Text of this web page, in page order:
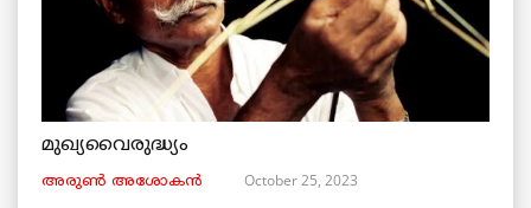
മുഖ്യവൈരുദ്ധ്യം
അരുണ്‍ അശോകൻ October 25, 2023